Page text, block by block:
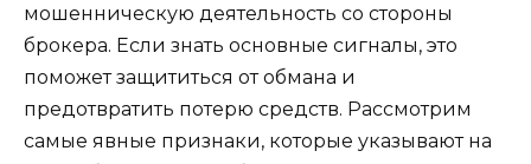
мошенническую деятельность со стороны
брокера. Если знать основные сигналы, это
поможет защититься от обмана и
предотвратить потерю средств. Рассмотрим
самые явные признаки, которые указывают на